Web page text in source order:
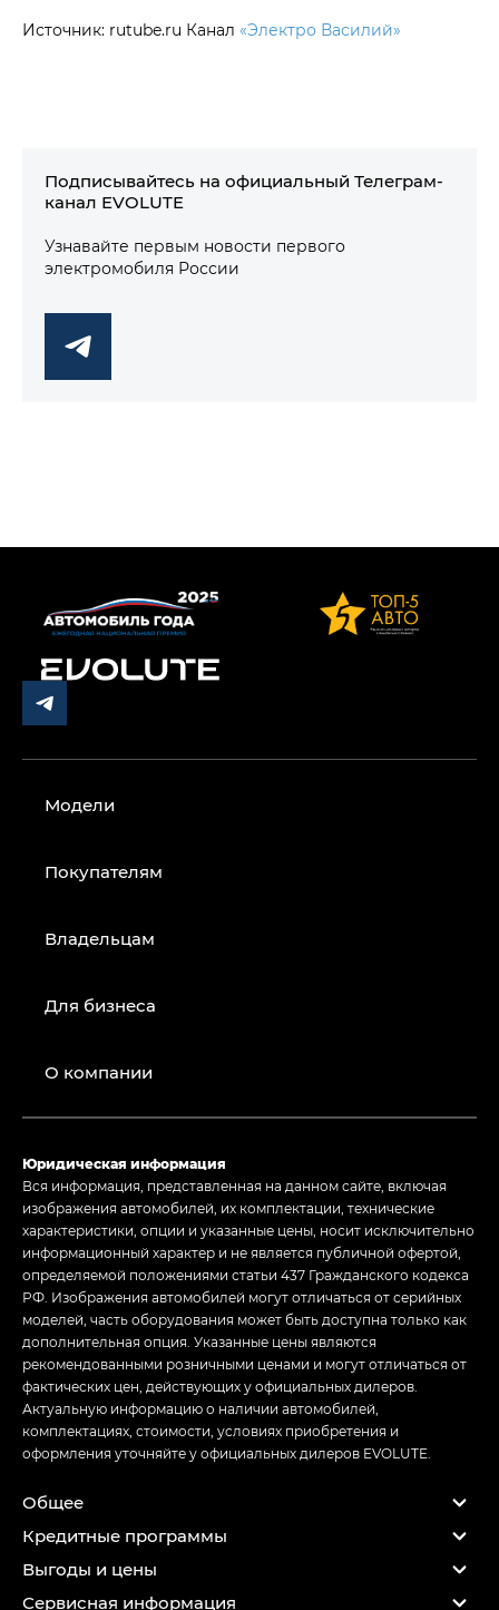
Источник: rutube.ru Канал «Электро Василий»
Подписывайтесь на официальный Телеграм-
канал EVOLUTE
Узнавайте первым новости первого
электромобиля России
Модели
Покупателям
Владельцам
Для бизнеса
О компании
Юридическая информация
Вся информация, представленная на данном сайте, включая
изображения автомобилей, их комплектации, технические
характеристики, опции и указанные цены, носит исключительно
информационный характер и не является публичной офертой,
определяемой положениями статьи 437 Гражданского кодекса
РФ. Изображения автомобилей могут отличаться от серийных
моделей, часть оборудования может быть доступна только как
дополнительная опция. Указанные цены являются
рекомендованными розничными ценами и могут отличаться от
фактических цен, действующих у официальных дилеров.
Актуальную информацию о наличии автомобилей,
комплектациях, стоимости, условиях приобретения и
оформления уточняйте у официальных дилеров EVOLUTE.
Общее
Кредитные программы
Выгоды и цены
Сервисная информация